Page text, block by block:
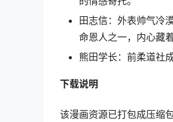
田志信：外表帅气冷
命恩人之一，内心藏
熊田学长：前柔道社
下载说明
该漫画资源已打包成压缩